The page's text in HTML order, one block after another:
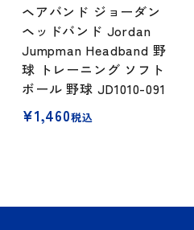
ヘアバンド ジョーダン
ヘッドバンド Jordan
Jumpman Headband 野
球 トレーニング ソフト
ボール 野球 JD1010-091
¥1,460税込